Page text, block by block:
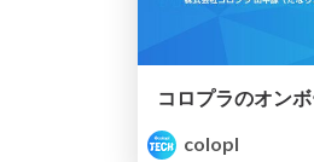
colopl